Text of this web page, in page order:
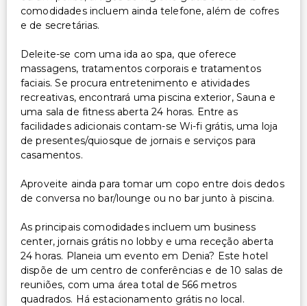
Cofre na recepção
Serviço de lavanderia
comodidades incluem ainda telefone, além de cofres
e de secretárias.
Deleite-se com uma ida ao spa, que oferece
massagens, tratamentos corporais e tratamentos
faciais. Se procura entretenimento e atividades
recreativas, encontrará uma piscina exterior, Sauna e
uma sala de fitness aberta 24 horas. Entre as
facilidades adicionais contam-se Wi-fi grátis, uma loja
de presentes/quiosque de jornais e serviços para
casamentos.
Aproveite ainda para tomar um copo entre dois dedos
de conversa no bar/lounge ou no bar junto à piscina.
As principais comodidades incluem um business
center, jornais grátis no lobby e uma receção aberta
24 horas. Planeia um evento em Denia? Este hotel
dispõe de um centro de conferências e de 10 salas de
reuniões, com uma área total de 566 metros
quadrados. Há estacionamento grátis no local.